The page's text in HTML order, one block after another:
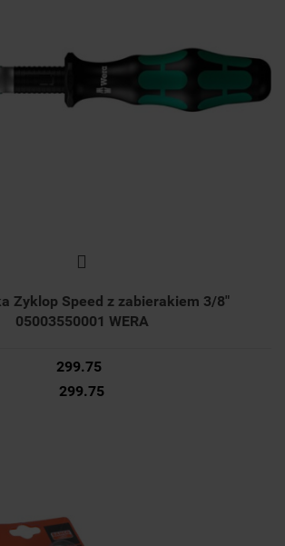
Zyklop Speed z zabierakiem 3/8"
05003550001 WERA
299.75
299.75